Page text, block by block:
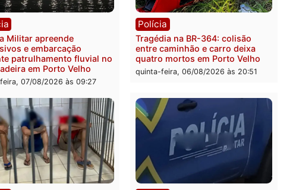
Casal é preso pela PRF com mais
de 72 quilos de mercúrio
escondidos em estepe em Porto
Velho
sexta-feira, 07/08/2026 às 09:38
Polícia Civil deflagra
em Rondônia
sexta-feira, 07/08/2026 às
Polícia Polícia